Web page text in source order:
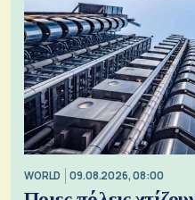
WORLD 09.08.2026, 08:00